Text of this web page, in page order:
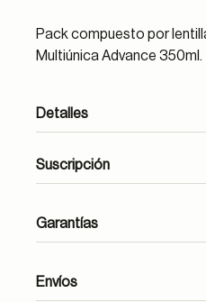
Pack compuesto por
Multiúnica Advance 350ml.
Detalles
Suscripción
Garantías
Envíos